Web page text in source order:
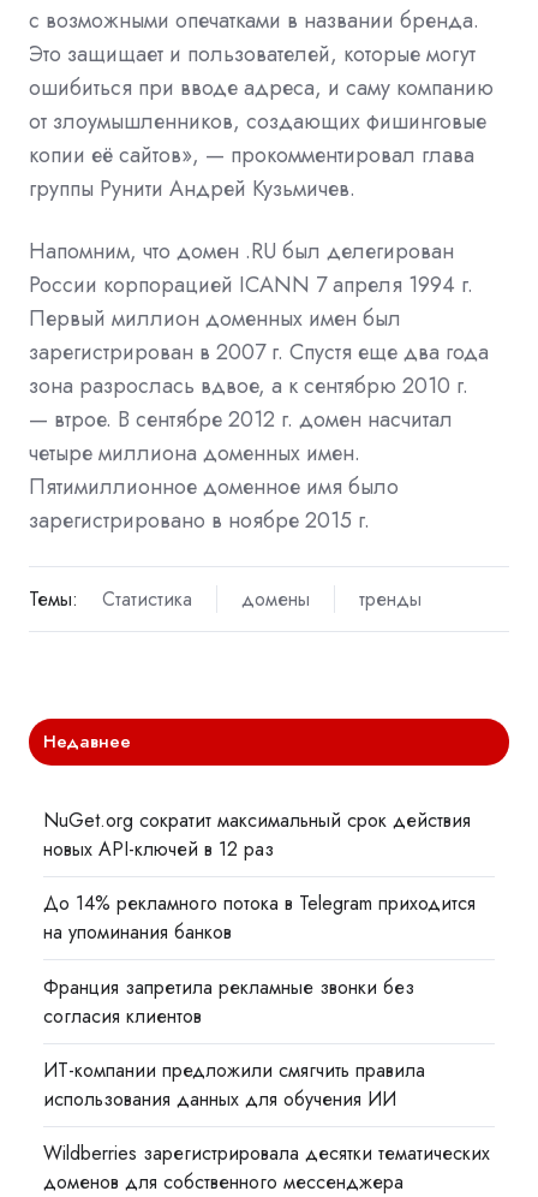
с возможными опечатками в названии бренда.
Это защищает и пользователей, которые могут
ошибиться при вводе адреса, и саму компанию
от злоумышленников, создающих фишинговые
копии её сайтов», — прокомментировал глава
группы Рунити Андрей Кузьмичев.
Напомним, что домен .RU был делегирован
России корпорацией ICANN 7 апреля 1994 г.
Первый миллион доменных имен был
зарегистрирован в 2007 г. Спустя еще два года
зона разрослась вдвое, а к сентябрю 2010 г.
— втрое. В сентябре 2012 г. домен насчитал
четыре миллиона доменных имен.
Пятимиллионное доменное имя было
зарегистрировано в ноябре 2015 г.
Темы: Статистика домены тренды
Недавнее
NuGet.org сократит максимальный срок действия
новых API-ключей в 12 раз
До 14% рекламного потока в Telegram приходится
на упоминания банков
Франция запретила рекламные звонки без
согласия клиентов
ИТ-компании предложили смягчить правила
использования данных для обучения ИИ
Wildberries зарегистрировала десятки тематических
доменов для собственного мессенджера